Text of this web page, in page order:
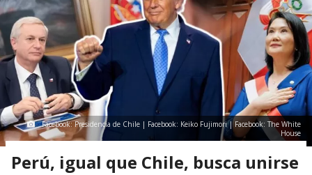
Facebook: Presidencia de Chile | Facebook: Keiko Fujimori | Facebook: The White
House
Perú, igual que Chile, busca unirse